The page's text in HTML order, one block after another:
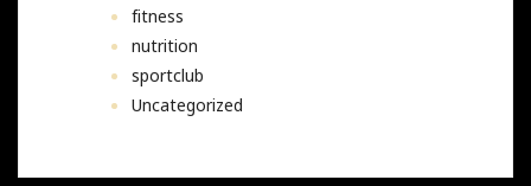
fitness
nutrition
sportclub
Uncategorized